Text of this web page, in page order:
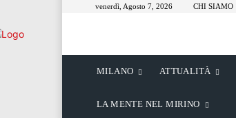
venerdì, Agosto 7, 2026 CHI SIAMO
MILANO ATTUALITÀ
LA MENTE NEL MIRINO